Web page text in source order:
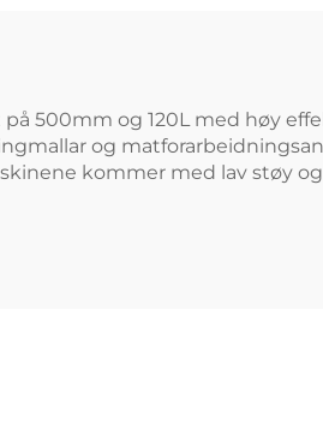
500mm og 120L med høy
og
kommer med lav støy og